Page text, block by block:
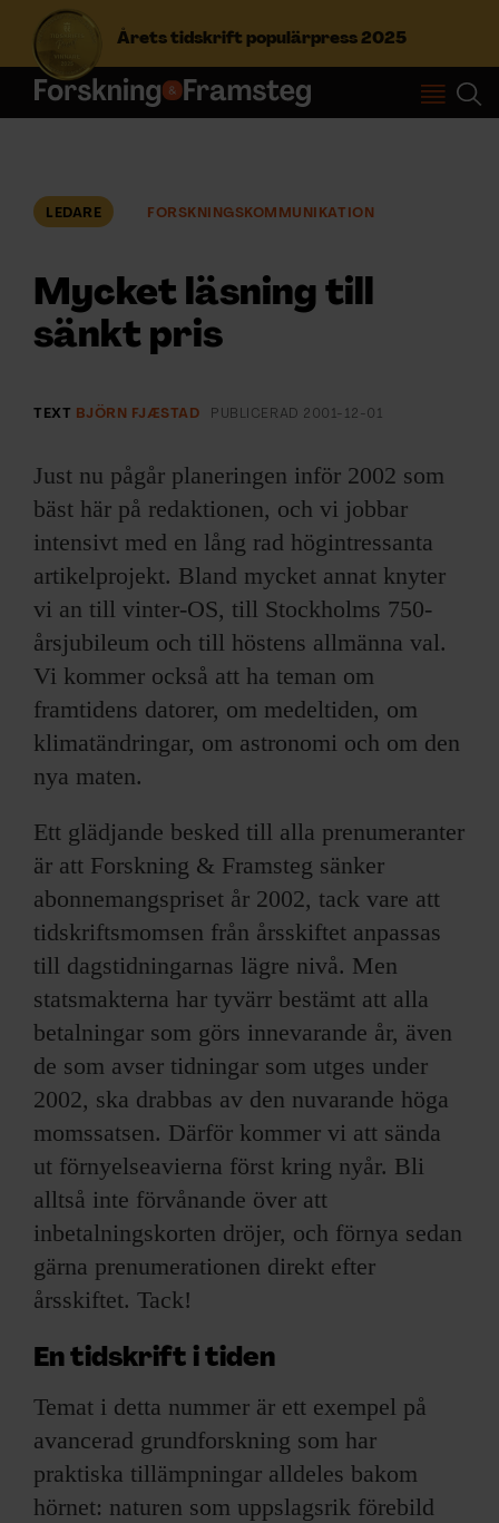
Årets tidskrift populärpress 2025
S
f
r
:
Logga in
ARKIV & E-TIDNING
LYSSNA/PODD
EVENEMANG & RESOR
SHOP
KONTAKTA F&F
PRENUMERERA PÅ F&F
ANNONSERA I F&F
OM F&F
LEDARE FORSKNINGSKOMMUNIKATION
Mycket läsning till
sänkt pris
TEXT BJÖRN FJÆSTAD PUBLICERAD 2001-12-01
Just nu pågår planeringen inför 2002 som
bäst här på redaktionen, och vi jobbar
intensivt med en lång rad högintressanta
artikelprojekt. Bland mycket annat knyter
vi an till vinter-OS, till Stockholms 750-
årsjubileum och till höstens allmänna val.
Vi kommer också att ha teman om
framtidens datorer, om medeltiden, om
klimatändringar, om astronomi och om den
nya maten.
Ett glädjande besked till alla prenumeranter
är att Forskning & Framsteg sänker
abonnemangspriset år 2002, tack vare att
tidskriftsmomsen från årsskiftet anpassas
till dagstidningarnas lägre nivå. Men
statsmakterna har tyvärr bestämt att alla
betalningar som görs innevarande år, även
de som avser tidningar som utges under
2002, ska drabbas av den nuvarande höga
momssatsen. Därför kommer vi att sända
ut förnyelseavierna först kring nyår. Bli
alltså inte förvånande över att
inbetalningskorten dröjer, och förnya sedan
gärna prenumerationen direkt efter
årsskiftet. Tack!
En tidskrift i tiden
Temat i detta nummer är ett exempel på
avancerad grundforskning som har
praktiska tillämpningar alldeles bakom
hörnet: naturen som uppslagsrik förebild